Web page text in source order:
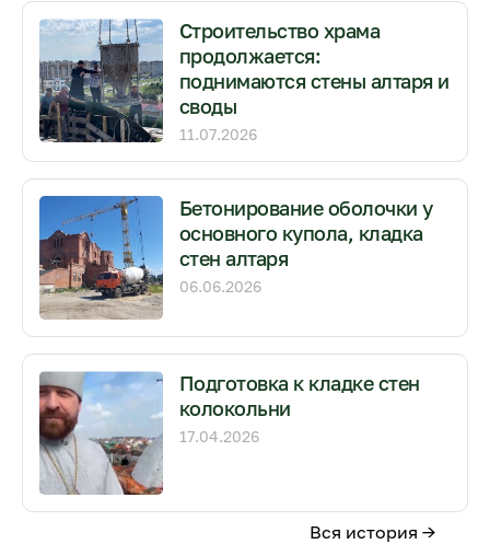
Строительство храма
продолжается:
поднимаются стены алтаря и
своды
11.07.2026
Бетонирование оболочки у
основного купола, кладка
стен алтаря
06.06.2026
Подготовка к кладке стен
колокольни
17.04.2026
Вся история →